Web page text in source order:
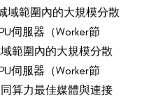
域範圍內的大規模分散
伺服器（Worker節
範圍內的大規模分散
伺服器（Worker節
算力最佳媒體與連接